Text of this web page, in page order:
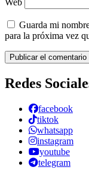
Guarda mi
para la próxima vez
Redes
facebook
tiktok
whatsapp
instagram
youtube
telegram